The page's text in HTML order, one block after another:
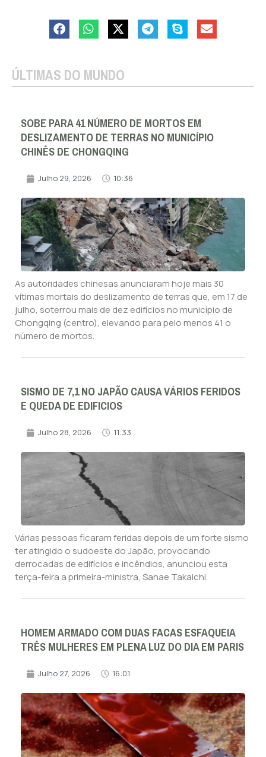
ÚLTIMAS DO MUNDO
SOBE PARA 41 NÚMERO DE MORTOS EM
DESLIZAMENTO DE TERRAS NO MUNICÍPIO
CHINÊS DE CHONGQING
Julho 29, 2026 10:36
As autoridades chinesas anunciaram hoje mais 30
vítimas mortais do deslizamento de terras que, em 17 de
julho, soterrou mais de dez edifícios no município de
Chongqing (centro), elevando para pelo menos 41 o
número de mortos.
SISMO DE 7,1 NO JAPÃO CAUSA VÁRIOS FERIDOS
E QUEDA DE EDIFICIOS
Julho 28, 2026 11:33
Várias pessoas ficaram feridas depois de um forte sismo
ter atingido o sudoeste do Japão, provocando
derrocadas de edifícios e incêndios, anunciou esta
terça-feira a primeira-ministra, Sanae Takaichi.
HOMEM ARMADO COM DUAS FACAS ESFAQUEIA
TRÊS MULHERES EM PLENA LUZ DO DIA EM PARIS
Julho 27, 2026 16:01